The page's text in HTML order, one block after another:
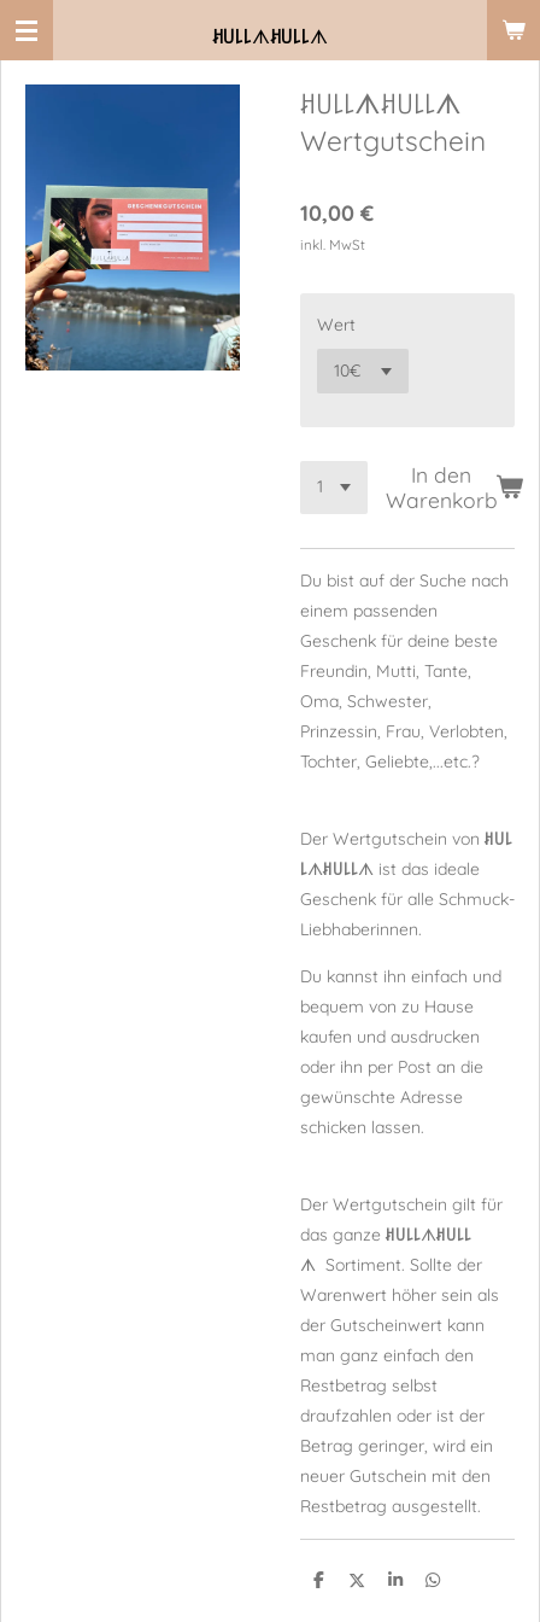
Zum
springen
ꎧ꒤꒒꒒ᗑꎧ꒤꒒꒒ᗑ
ꎧ꒤꒒꒒ᗑꎧ꒤꒒꒒ᗑ
Wertgutschein
10,00 €
inkl. MwSt
Wert
In den
Warenkorb
Du bist auf der Suche nach
einem passenden
Geschenk für deine beste
Freundin, Mutti, Tante,
Oma, Schwester,
Prinzessin, Frau, Verlobten,
Tochter, Geliebte,...etc.?
Der Wertgutschein von ꎧ꒤꒒
꒒ᗑꎧ꒤꒒꒒ᗑ ist das ideale
Geschenk für alle Schmuck-
Liebhaberinnen.
Du kannst ihn einfach und
bequem von zu Hause
kaufen und ausdrucken
oder ihn per Post an die
gewünschte Adresse
schicken lassen.
Der Wertgutschein gilt für
das ganze ꎧ꒤꒒꒒ᗑꎧ꒤꒒꒒
ᗑ Sortiment. Sollte der
Warenwert höher sein als
der Gutscheinwert kann
man ganz einfach den
Restbetrag selbst
draufzahlen oder ist der
Betrag geringer, wird ein
neuer Gutschein mit den
Restbetrag ausgestellt.
T
T
T
T